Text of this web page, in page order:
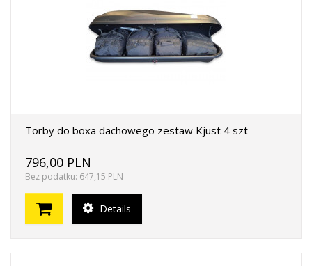
Torby do boxa dachowego zestaw Kjust 4 szt
796,00 PLN
Bez podatku: 647,15 PLN
Details